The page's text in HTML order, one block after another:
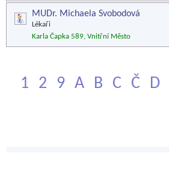
MUDr. Michaela Svobodová
Lékaři
Karla Čapka 589, Vnitřní Město
1 2 9 A B C Č D